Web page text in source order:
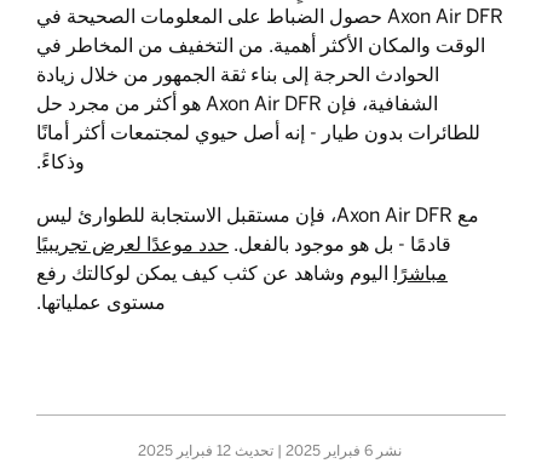
Axon Air DFR حصول الضباط على المعلومات الصحيحة في
الوقت والمكان الأكثر أهمية. من التخفيف من المخاطر في
الحوادث الحرجة إلى بناء ثقة الجمهور من خلال زيادة
الشفافية، فإن Axon Air DFR هو أكثر من مجرد حل
للطائرات بدون طيار - إنه أصل حيوي لمجتمعات أكثر أمانًا
وذكاءً.
مع Axon Air DFR، فإن مستقبل الاستجابة للطوارئ ليس
قادمًا - بل هو موجود بالفعل. حدد موعدًا لعرض تجريبيًا
مباشرًا اليوم وشاهد عن كثب كيف يمكن لوكالتك رفع
مستوى عملياتها.
نشر 6 فبراير 2025 | تحديث 12 فبراير 2025